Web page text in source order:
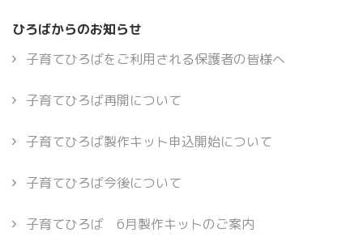
ひろばからのお知らせ
子育てひろばをご利用される保護者の皆様へ
子育てひろば再開について
子育てひろば製作キット申込開始について
子育てひろば今後について
子育てひろば 6月製作キットのご案内